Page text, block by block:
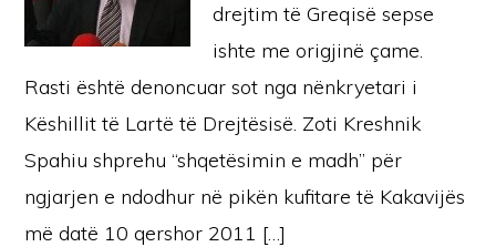
drejtim të Greqisë sepse
ishte me origjinë çame.
Rasti është denoncuar sot nga nënkryetari i
Këshillit të Lartë të Drejtësisë. Zoti Kreshnik
Spahiu shprehu “shqetësimin e madh” për
ngjarjen e ndodhur në pikën kufitare të Kakavijës
më datë 10 qershor 2011 […]